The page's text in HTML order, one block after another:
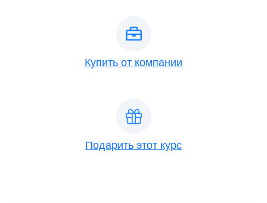
Купить от компании
Подарить этот курс